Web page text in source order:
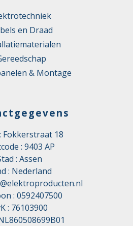
en Draad
& Montage
Fokkerstraat 18
: 9403 AP
: Assen
: Nederland
: 0592407500
: 76103900